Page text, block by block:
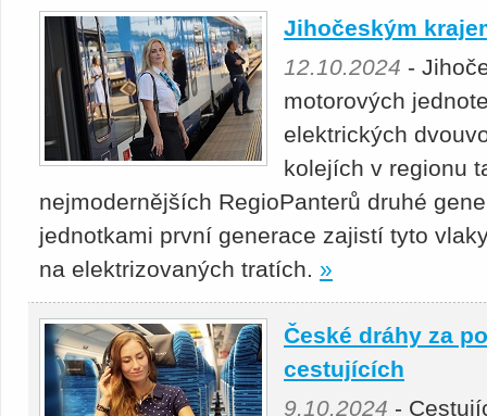
Jihočeským
12.10.2024 -
motorových
elektrických
kolejích v regionu
nejmodernějších RegioPanterů druhé
jednotkami první generace zajistí tyto
na elektrizovaných tratích. »
České dráhy za
cestujících
9.10.2024 -